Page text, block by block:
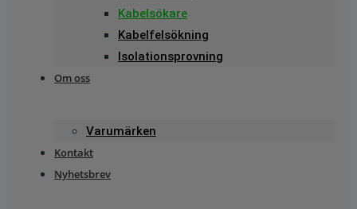
Kabelsökare
Kabelfelsökning
Isolationsprovning
Om oss
Varumärken
Kontakt
Nyhetsbrev